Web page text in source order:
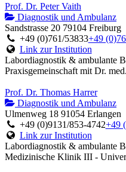
Prof. Dr. Peter Vaith
Diagnostik und Ambulanz
Sandstrasse 20 79104 Freiburg
+49 (0)761/53833+49
Link zur Institution
Labordiagnostik & ambulante
Praxisgemeinschaft mit Dr.
Prof. Dr. Thomas Harrer
Diagnostik und Ambulanz
Ulmenweg 18 91054 Erlangen
+49 (0)9131/853-4742+49
Link zur Institution
Labordiagnostik & ambulante
Medizinische Klinik III -